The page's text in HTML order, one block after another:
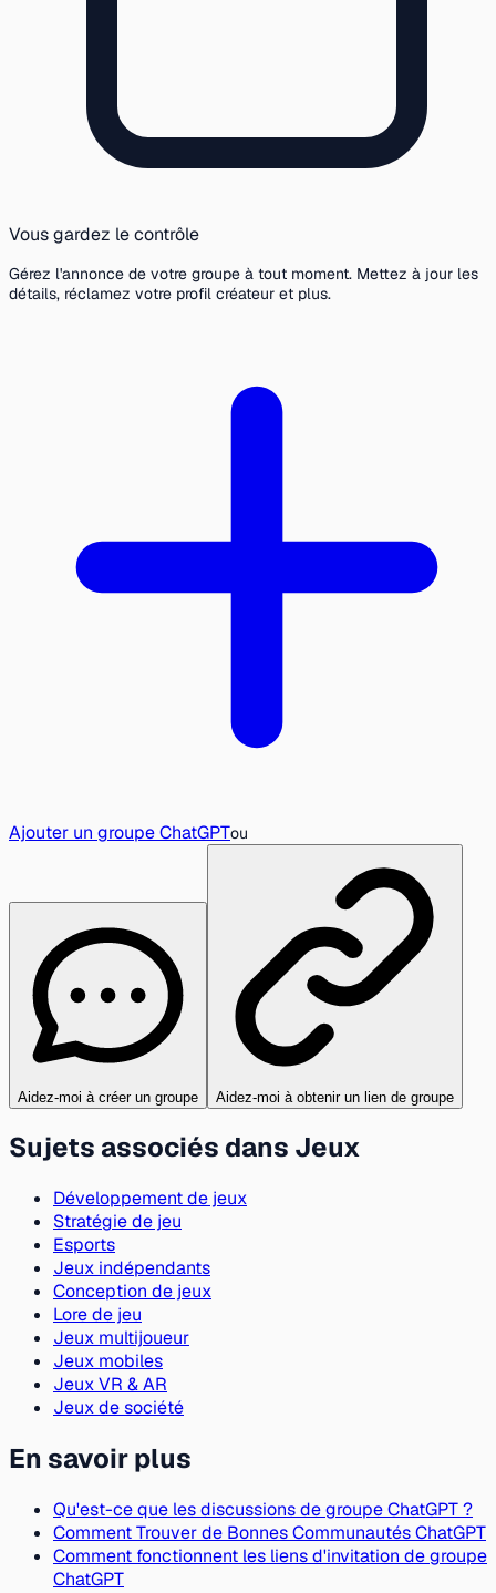
Vous gardez le contrôle
Gérez l'annonce de votre groupe à tout moment. Mettez à jour les
détails, réclamez votre profil créateur et plus.
Ajouter un groupe ChatGPTou
Aidez-moi à créer un groupe Aidez-moi à obtenir un lien de groupe
Sujets associés dans Jeux
Développement de jeux
Stratégie de jeu
Esports
Jeux indépendants
Conception de jeux
Lore de jeu
Jeux multijoueur
Jeux mobiles
Jeux VR & AR
Jeux de société
En savoir plus
Qu'est-ce que les discussions de groupe ChatGPT ?
Comment Trouver de Bonnes Communautés ChatGPT
Comment fonctionnent les liens d'invitation de groupe
ChatGPT